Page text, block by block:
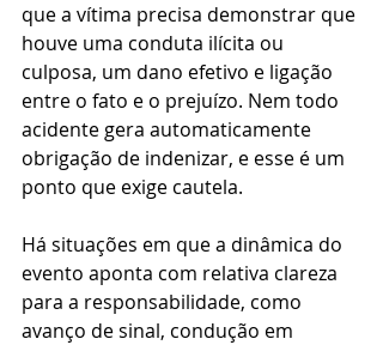
que a vítima precisa demonstrar que
houve uma conduta ilícita ou
culposa, um dano efetivo e ligação
entre o fato e o prejuízo. Nem todo
acidente gera automaticamente
obrigação de indenizar, e esse é um
ponto que exige cautela.
Há situações em que a dinâmica do
evento aponta com relativa clareza
para a responsabilidade, como
avanço de sinal, condução em